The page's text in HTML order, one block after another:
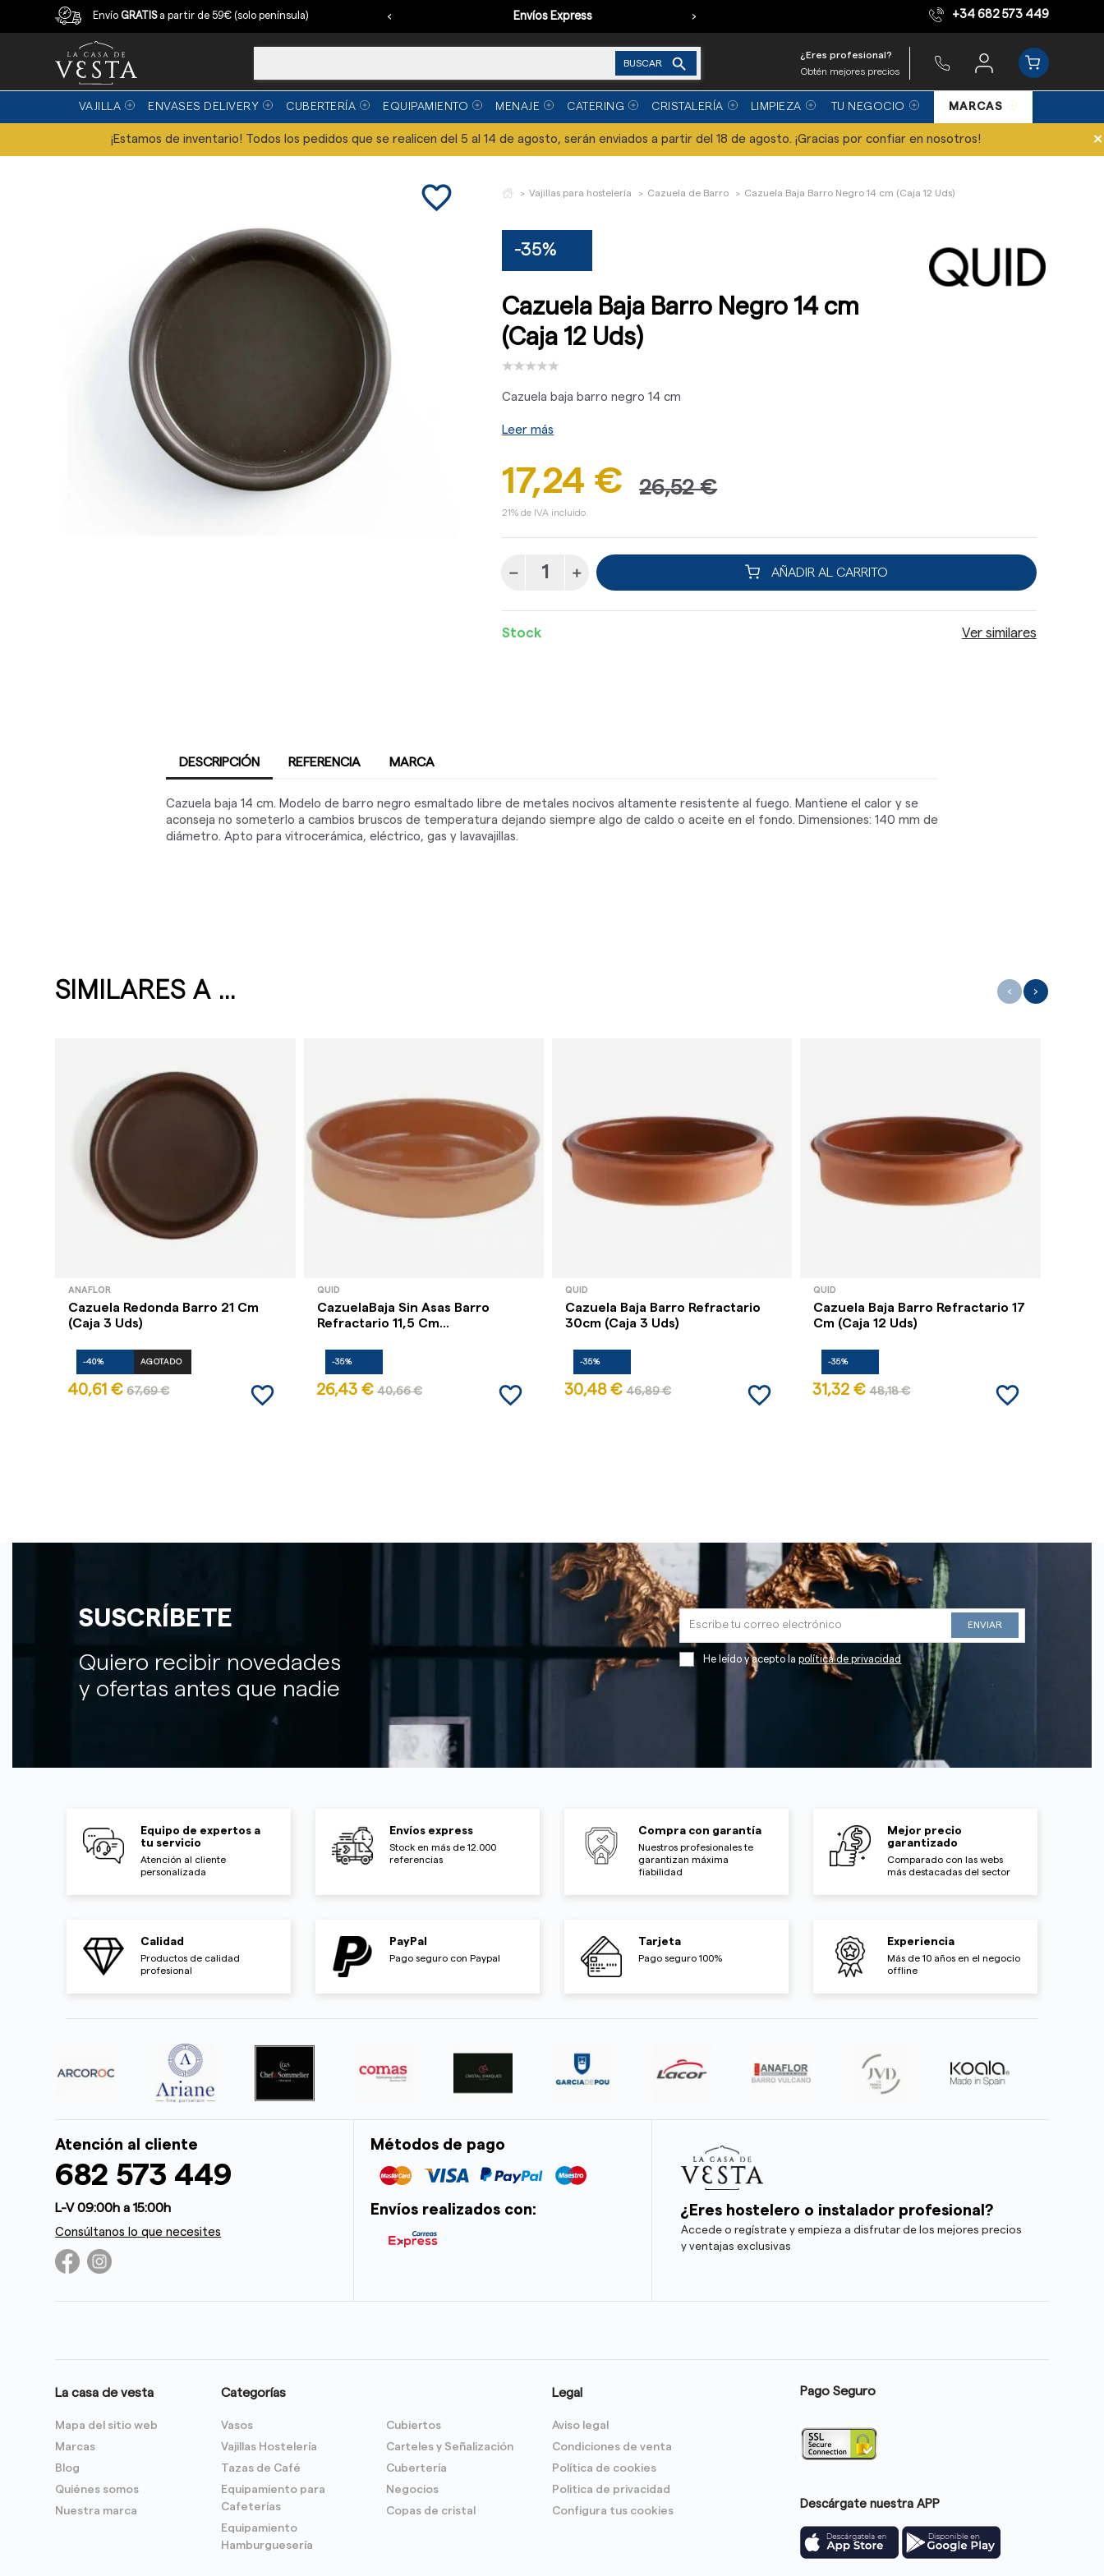
EnvíoGRATISa partir de 59€ (solo península)
Compra con garantía Envíos Express Equipo de expertos
‹ › +34 682 573 449
BUSCAR 
¿Eres profesional?
Obtén mejores precios
VAJILLA ENVASES DELIVERY CUBERTERÍA EQUIPAMIENTO MENAJE CATERING CRISTALERÍA LIMPIEZA TU NEGOCIO MARCAS
¡Estamos de inventario! Todos los pedidos que se realicen del 5 al 14 de agosto, serán enviados a partir del 18 de agosto. ¡Gracias por confiar en nosotros! ×
favorite_border Vajillas para hostelería Cazuela de Barro Cazuela Baja Barro Negro 14 cm (Caja 12 Uds)
-35%
Cazuela Baja Barro Negro 14 cm
(Caja 12 Uds)
Cazuela baja barro negro 14 cm
Leer más
17,24 € 26,52 €
21% de IVA incluido.
AÑADIR AL CARRITO
Stock Ver similares
DESCRIPCIÓN REFERENCIA MARCA
Cazuela baja 14 cm. Modelo de barro negro esmaltado libre de metales nocivos altamente resistente al fuego. Mantiene el calor y se
aconseja no someterlo a cambios bruscos de temperatura dejando siempre algo de caldo o aceite en el fondo. Dimensiones: 140 mm de
diámetro. Apto para vitrocerámica, eléctrico, gas y lavavajillas.
SIMILARES A ...
ANAFLOR
Cazuela Redonda Barro 21 Cm
(Caja 3 Uds)
-40% AGOTADO
40,61 € 67,69 € favorite_border
QUID
CazuelaBaja Sin Asas Barro
Refractario 11,5 Cm...
-35%
26,43 € 40,66 € favorite_border
QUID
Cazuela Baja Barro Refractario
30cm (Caja 3 Uds)
-35%
30,48 € 46,89 € favorite_border
QUID
Cazuela Baja Barro Refractario 17
Cm (Caja 12 Uds)
-35%
31,32 € 48,18 € favorite_border
‹ ›
SUSCRÍBETE
Quiero recibir novedades
y ofertas antes que nadie
He leído y acepto lapolítica de privacidad
Equipo de expertos a
tu servicio
Atención al cliente
personalizada
Envíos express
Stock en más de 12.000
referencias
Compra con garantía
Nuestros profesionales te
garantizan máxima
fiabilidad
Mejor precio
garantizado
Comparado con las webs
más destacadas del sector
Calidad
Productos de calidad
profesional
PayPal
Pago seguro con Paypal
Tarjeta
Pago seguro 100%
Experiencia
Más de 10 años en el negocio
offline
Atención al cliente
682 573 449
L-V 09:00h a 15:00h
Consúltanos lo que necesites
Métodos de pago
Envíos realizados con: ¿Eres hostelero o instalador profesional?
Accede o regístrate y empieza a disfrutar de los mejores precios
y ventajas exclusivas
La casa de vesta
Mapa del sitio web
Marcas
Blog
Quiénes somos
Nuestra marca
Categorías
Vasos
Vajillas Hostelería
Tazas de Café
Equipamiento para
Cafeterías
Equipamiento
Hamburguesería
Cubiertos
Carteles y Señalización
Cubertería
Negocios
Copas de cristal
Legal
Aviso legal
Condiciones de venta
Política de cookies
Politica de privacidad
Configura tus cookies
Pago Seguro
Descárgate nuestra APP